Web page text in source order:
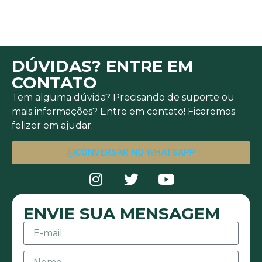
DÚVIDAS? ENTRE EM
CONTATO
Tem alguma dúvida? Precisando de suporte ou
mais informações? Entre em contato! Ficaremos
felizer em ajudar.
CONVERSAR NO WHATSAPP
ENVIE SUA MENSAGEM